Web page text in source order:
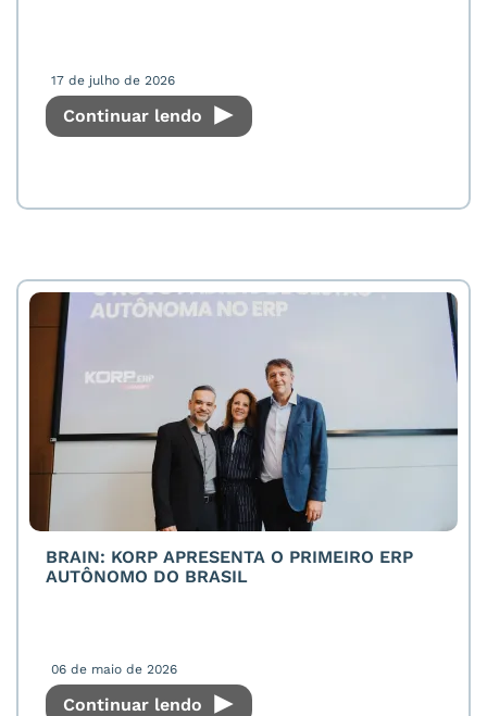
17 de julho de 2026
Continuar lendo
BRAIN: KORP APRESENTA O PRIMEIRO ERP
AUTÔNOMO DO BRASIL
06 de maio de 2026
Continuar lendo